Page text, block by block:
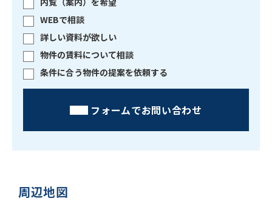
WEBで相談
詳しい資料が欲しい
物件の賃料について相談
条件に合う物件の提案を依頼する
フォームでお問い合わせ
周辺地図